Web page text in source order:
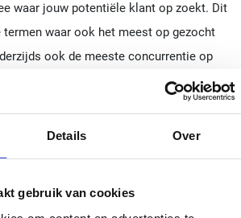
Details Over
gebruik van cookies
waar jouw potentiële klant op zoekt. Dit
termen waar ook het meest op gezocht
ook de meeste concurrentie op
gebruiken we dan ook als input voor
we gebruiken. Denk hierbij aan tools
maar ook verschillende tools van
onderzoek. Deze termen gaan we